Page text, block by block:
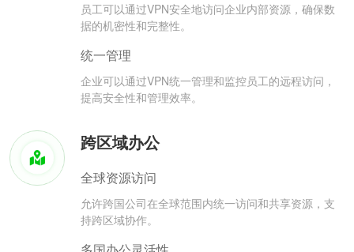
员工可以通过VPN安全地访问企业内部资源，确保数
据的机密性和完整性。
统一管理
企业可以通过VPN统一管理和监控员工的远程访问，
提高安全性和管理效率。
跨区域办公
全球资源访问
允许跨国公司在全球范围内统一访问和共享资源，支
持跨区域协作。